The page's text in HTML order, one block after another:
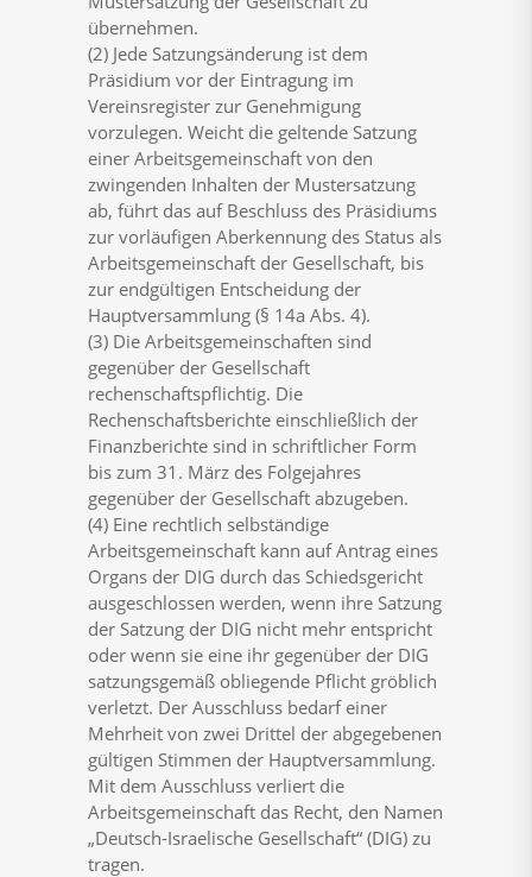
übernehmen.
(2) Jede Satzungsänderung ist dem
Präsidium vor der Eintragung im
Vereinsregister zur Genehmigung
vorzulegen. Weicht die geltende Satzung
einer Arbeitsgemeinschaft von den
zwingenden Inhalten der Mustersatzung
ab, führt das auf Beschluss des Präsidiums
zur vorläufigen Aberkennung des Status als
Arbeitsgemeinschaft der Gesellschaft, bis
zur endgültigen Entscheidung der
Hauptversammlung (§ 14a Abs. 4).
(3) Die Arbeitsgemeinschaften sind
gegenüber der Gesellschaft
rechenschaftspflichtig. Die
Rechenschaftsberichte einschließlich der
Finanzberichte sind in schriftlicher Form
bis zum 31. März des Folgejahres
gegenüber der Gesellschaft abzugeben.
(4) Eine rechtlich selbständige
Arbeitsgemeinschaft kann auf Antrag eines
Organs der DIG durch das Schiedsgericht
ausgeschlossen werden, wenn ihre Satzung
der Satzung der DIG nicht mehr entspricht
oder wenn sie eine ihr gegenüber der DIG
satzungsgemäß obliegende Pflicht gröblich
verletzt. Der Ausschluss bedarf einer
Mehrheit von zwei Drittel der abgegebenen
gültigen Stimmen der Hauptversammlung.
Mit dem Ausschluss verliert die
Arbeitsgemeinschaft das Recht, den Namen
„Deutsch-Israelische Gesellschaft“ (DIG) zu
tragen.